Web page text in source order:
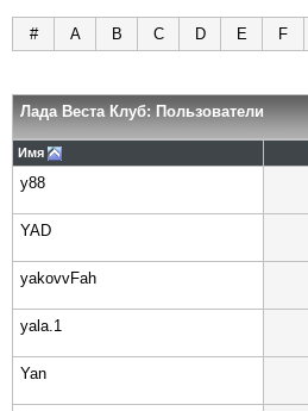
# A B C D E F
Лада Веста Клуб: Пользователи
Имя
y88
YAD
yakovvFah
yala.1
Yan